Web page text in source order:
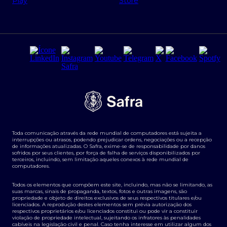
Regras e Parâmetros de Atuação Banco Safra
Segurança da Informação
Tarifas e serviços Pessoa Física
Transparência de remuneração
Termos e Condições para Portabilidade de Investimento
Derivativos
Agronegócios
Toda comunicação através da rede mundial de computadores está sujeita a
interrupções ou atrasos, podendo prejudicar ordens, negociações ou a recepção
de informações atualizadas. O Safra, exime-se de responsabilidade por danos
sofridos por seus clientes, por força de falha de serviços disponibilizados por
terceiros, incluindo, sem limitação aqueles conexos à rede mundial de
computadores.
Todos os elementos que compõem este site, incluindo, mas não se limitando, as
suas marcas, sinais de propaganda, textos, fotos e outras imagens, são
propriedade e objeto de direitos exclusivos de seus respectivos titulares e/ou
licenciados. A reprodução destes elementos sem prévia autorização dos
respectivos proprietários e/ou licenciados constitui ou pode vir a constituir
violação de propriedade intelectual, sujeitando os infratores às penalidades
cabíveis na legislação civil e penal. Caso tenha interesse em utilizar algum dos